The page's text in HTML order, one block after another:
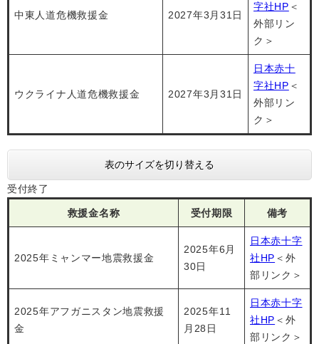
中東人道危機救援金 2027年3月31日
字社HP ＜
外部リン
ク＞
ウクライナ人道危機救援金 2027年3月31日
日本赤十
字社HP ＜
外部リン
ク＞
表のサイズを切り替える
受付終了
救援金名称 受付期限 備考
2025年ミャンマー地震救援金
2025年6月
30日
日本赤十字
社HP ＜外
部リンク＞
2025年アフガニスタン地震救援
金
2025年11
月28日
日本赤十字
社HP ＜外
部リンク＞